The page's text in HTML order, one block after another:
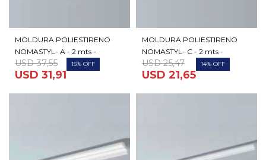
MOLDURA POLIESTIRENO
NOMASTYL- A - 2 mts -
USD 31,91
USD 37,55 15
MOLDURA POLIESTIRENO
NOMASTYL- C - 2 mts -
USD 21,65
USD 25,47 14